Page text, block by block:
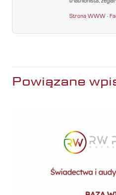
triathlonista,
Strona WWW ·
Powiązane